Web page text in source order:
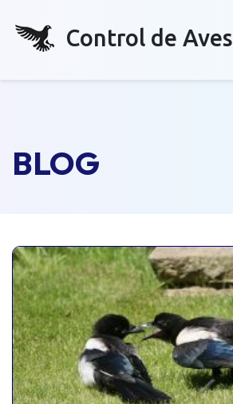
Control de Aves
BLOG